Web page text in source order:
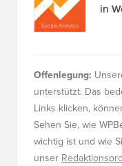
in
Offenlegung:
unterstützt. Das
Links klicken,
Sehen Sie, wie
wichtig ist und wie
unser